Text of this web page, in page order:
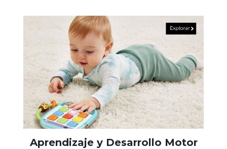
Aprendizaje y Desarrollo Motor